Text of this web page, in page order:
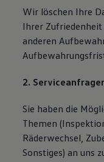
Wir löschen Ihre
Ihrer
anderen
2.
Sie haben die
Themen
Räderwechsel,
Sonstiges) an uns